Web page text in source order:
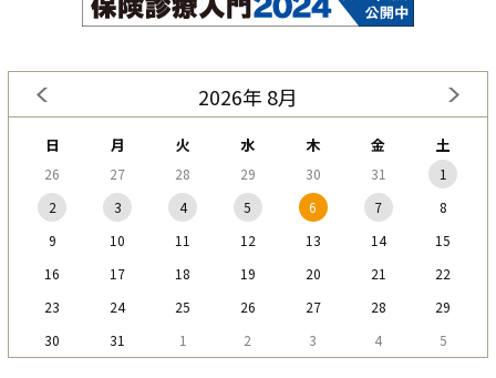
2026年 8月
日 月 火 水 木 金 土
26 27 28 29 30 31
1
2
3 4 5 6 7
8
9
10 11 12 13 14
15
16
17 18 19 20 21
22
23
24 25 26 27 28
29
30
31 1 2 3 4 5